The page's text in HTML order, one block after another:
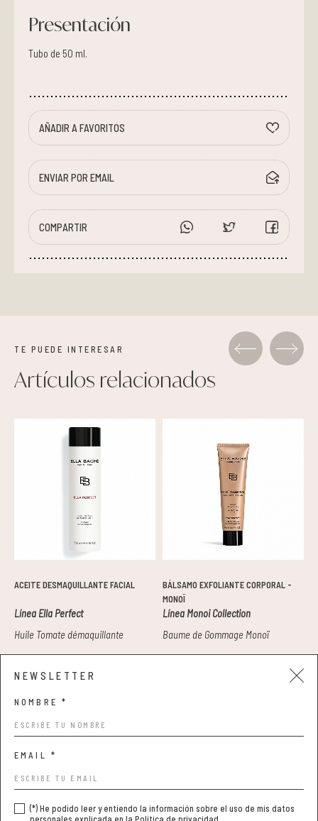
Presentación
Tubo de 50 ml.
AÑADIR A FAVORITOS
ENVIAR POR EMAIL
COMPARTIR
TE PUEDE INTERESAR
Artículos relacionados
ACEITE DESMAQUILLANTE FACIAL
Línea Ella Perfect
Huile Tomate démaquillante
44,00 €
BÁLSAMO EXFOLIANTE CORPORAL -
MONOÏ
Línea Monoi Collection
Baume de Gommage Monoï
Condiciones de compra
Política de cookies
NEWSLETTER
NOMBRE *
EMAIL *
(*) He podido leer y entiendo la información sobre el uso de mis datos